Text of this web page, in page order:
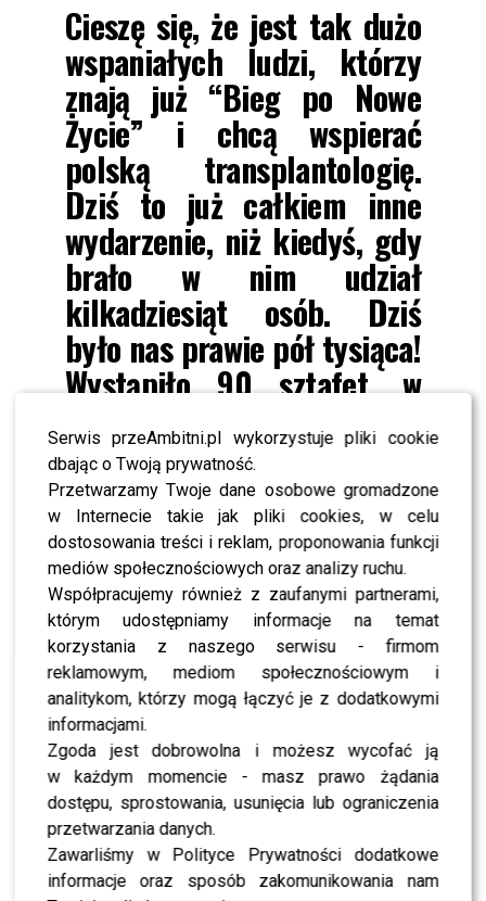
Serwis przeAmbitni.pl wykorzystuje pliki cookie
dbając o Twoją prywatność.
Przetwarzamy Twoje dane osobowe gromadzone
w Internecie takie jak pliki cookies, w celu
dostosowania treści i reklam, proponowania funkcji
mediów społecznościowych oraz analizy ruchu.
Współpracujemy również z zaufanymi partnerami,
którym udostępniamy informacje na temat
korzystania z naszego serwisu - firmom
reklamowym, mediom społecznościowym i
analitykom, którzy mogą łączyć je z dodatkowymi
informacjami.
Zgoda jest dobrowolna i możesz wycofać ją
w każdym momencie - masz prawo żądania
dostępu, sprostowania, usunięcia lub ograniczenia
przetwarzania danych.
Zawarliśmy w Polityce Prywatności dodatkowe
informacje oraz sposób zakomunikowania nam
Cieszę się, że jest tak dużo
wspaniałych ludzi, którzy
znają już “Bieg po Nowe
Życie” i chcą wspierać
polską transplantologię.
Dziś to już całkiem inne
wydarzenie, niż kiedyś, gdy
brało w nim udział
kilkadziesiąt osób. Dziś
było nas prawie pół tysiąca!
Wystąpiło 90 sztafet, w
biegu wzięło udział 90 osób
po przeszczepie, wiele
znanych osób ze świata
sztuki, kina, kabaretu,
sportu, muzyki, ponad 50
lekarzy, którzy na co dzień
ratują życie. To bardzo
ważna grupa, która daje
świadectwo, że ta
transplantologia dobrze
funkcjonuje. Poza tym w
sztafetach wzięło też udział
wiele fundacji, partnerów i
30 sztafet medialnych.